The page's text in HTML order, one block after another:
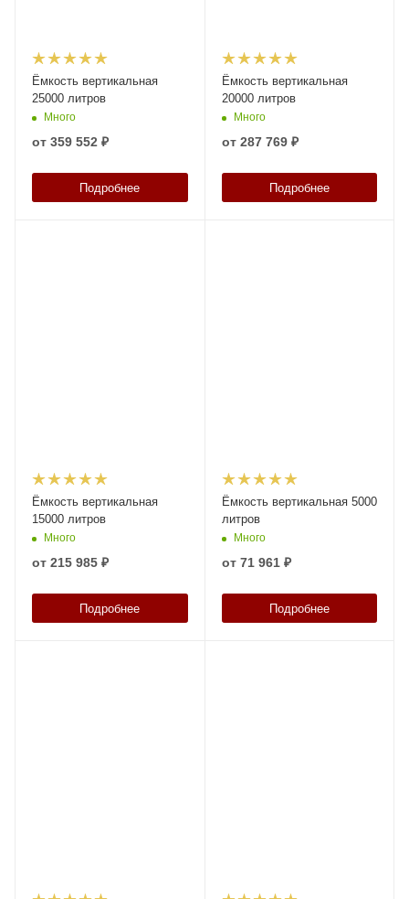
Ёмкость вертикальная
25000 литров
Много
от 359 552 ₽
Подробнее
Ёмкость вертикальная
20000 литров
Много
от 287 769 ₽
Подробнее
Ёмкость вертикальная
15000 литров
Много
от 215 985 ₽
Подробнее
Ёмкость вертикальная 5000
литров
Много
от 71 961 ₽
Подробнее